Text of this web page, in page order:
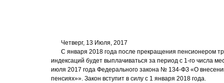
Четверг, 13 Июля, 2017
С января 2018 года после прекращения пенсионером
индексаций будет выплачиваться за период с 1-го числа
июля 2017 года Федерального закона № 134-ФЗ «О
пенсиях»». Закон вступит в силу с 1 января 2018 года.